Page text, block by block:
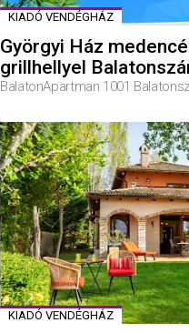
KIADÓ VENDÉGHÁZ
Györgyi Ház
grillhellyel
BalatonApartman 1001
KIADÓ VENDÉGHÁZ